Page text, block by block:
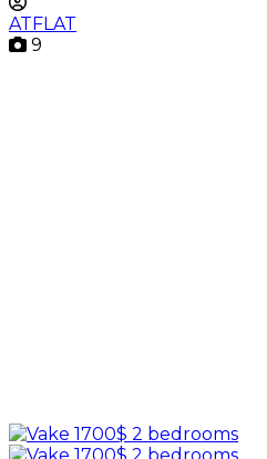
ATFLAT
9